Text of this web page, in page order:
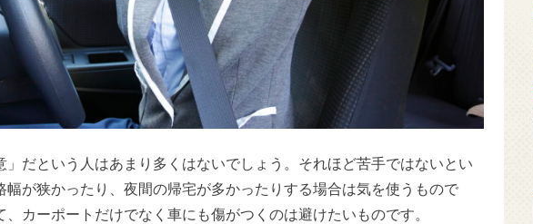
」だという人はあまり多くはないでしょう。それほど苦手ではないとい
幅が狭かったり、夜間の帰宅が多かったりする場合は気を使うもので
カーポートだけでなく車にも傷がつくのは避けたいものです。